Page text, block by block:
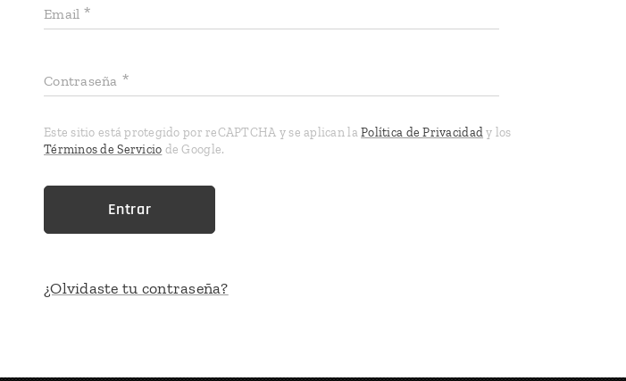
Email
Contraseña
Este sitio está protegido por reCAPTCHA y se aplican laPolítica de Privacidady los
Términos de Servicio de Google.
Entrar
¿Olvidaste tu contraseña?